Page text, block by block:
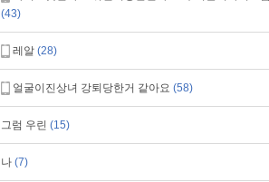
(43)
레알 (28)
얼굴이진상녀 강퇴당한거 같아요 (58)
그럼 우린 (15)
나 (7)